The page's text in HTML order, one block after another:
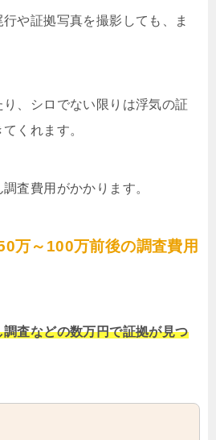
や証拠写真を撮影しても、ま
、シロでない限りは浮気の証
くれます。
査費用がかかります。
万～100万前後の調査費用
査などの数万円で証拠が見つ